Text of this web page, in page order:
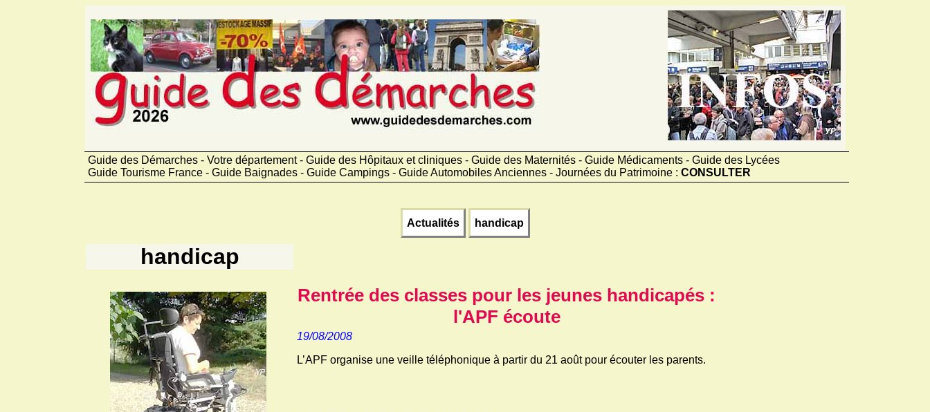
Guide des Démarches - Votre département - Guide des Hôpitaux et cliniques - Guide des Maternités - Guide Médicaments - Guide des Lycées
Guide Tourisme France - Guide Baignades - Guide Campings - Guide Automobiles Anciennes - Journées du Patrimoine : CONSULTER
Actualités handicap
handicap
Rentrée des classes pour les jeunes handicapés :
l'APF écoute
19/08/2008
L’APF organise une veille téléphonique à partir du 21 août pour écouter les parents.